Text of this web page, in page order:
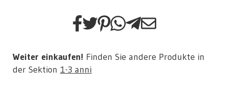
Weiter einkaufen! Finden Sie andere Produkte in
der Sektion 1-3 anni